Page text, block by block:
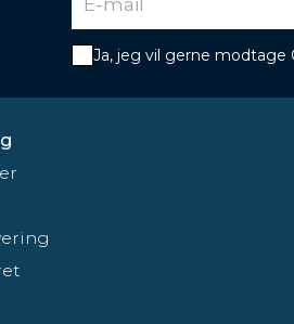
Ja, jeg vil gerne modtage